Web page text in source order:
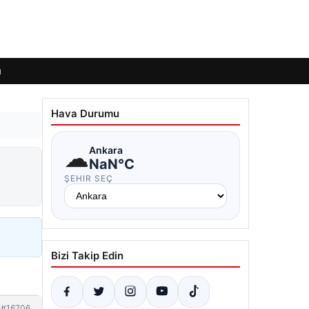
Hava Durumu
☁Ankara
NaN°C
ŞEHIR SEÇ
Bizi Takip Edin